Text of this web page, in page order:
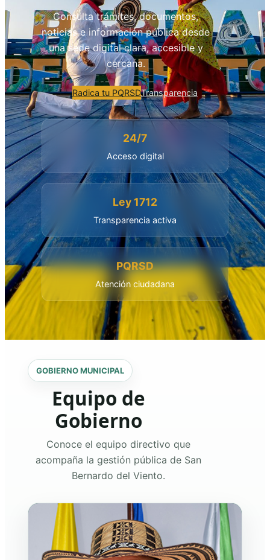
Consulta trámites, documentos,
noticias e información pública desde
una sede digital clara, accesible y
cercana.
Radica tu PQRSDTransparencia
24/7
Acceso digital
Ley 1712
Transparencia activa
PQRSD
Atención ciudadana
GOBIERNO MUNICIPAL
Equipo de
Gobierno
Conoce el equipo directivo que
acompaña la gestión pública de San
Bernardo del Viento.